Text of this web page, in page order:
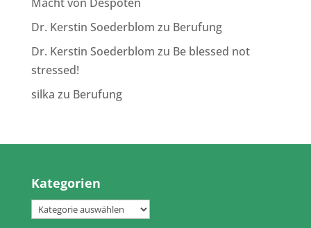
Dr. Kerstin Soederblom zu Berufung
Dr. Kerstin Soederblom zu Be blessed not
stressed!
silka zu Berufung
Kategorien
Kategorien